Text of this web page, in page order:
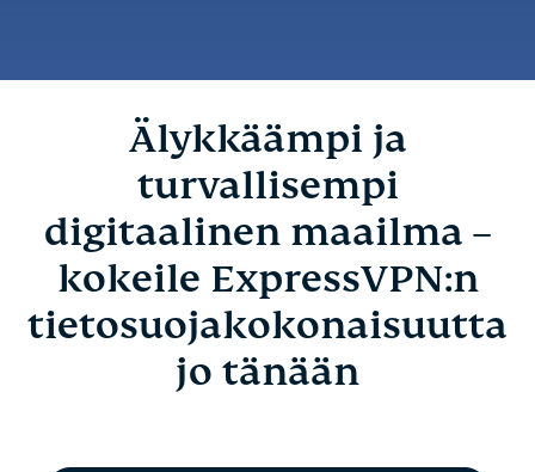
Älykkäämpi ja
turvallisempi
digitaalinen maailma –
kokeile ExpressVPN:n
tietosuojakokonaisuutta
jo tänään